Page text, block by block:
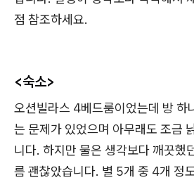
점 참조하세요.
<숙소>
오션빌라스 4베드룸이었는데 방 하
는 문제가 있었으며 아무래도 조금
니다. 하지만 물은 생각보다 깨끗했
름 괜찮았습니다. 별 5개 중 4개 정